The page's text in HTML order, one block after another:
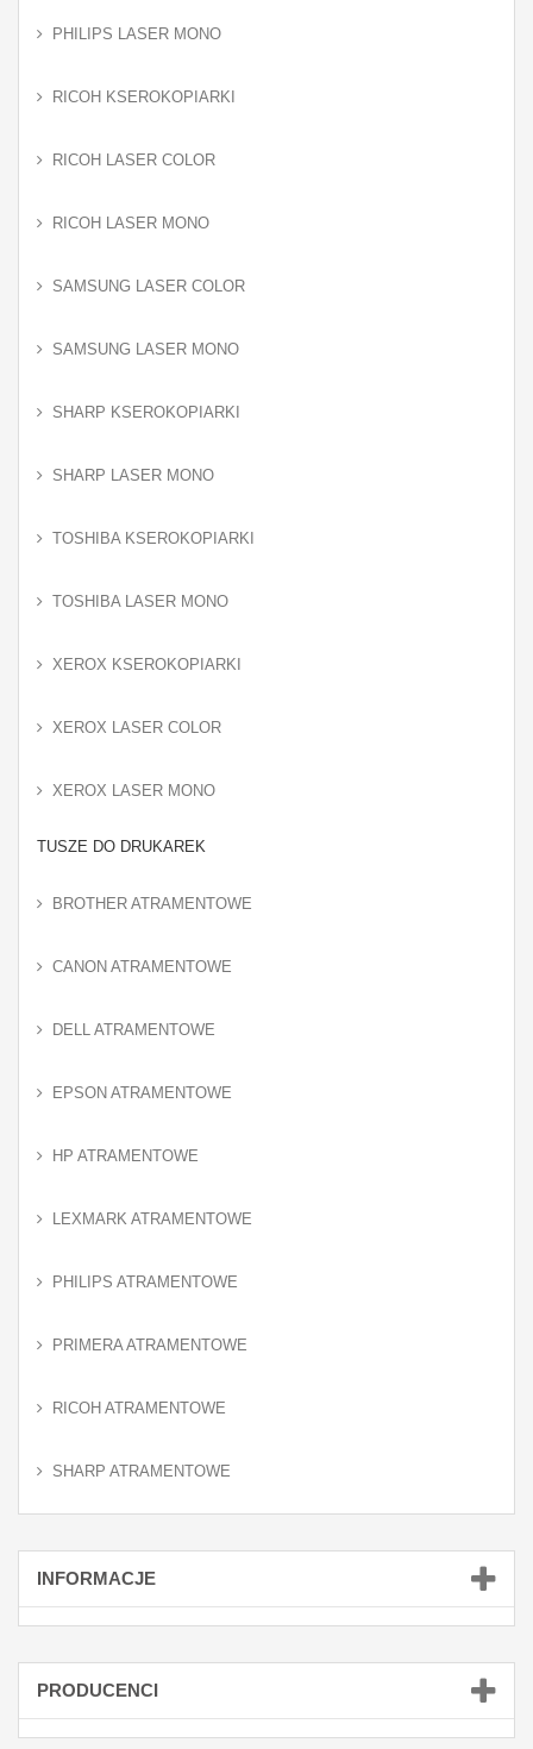
PHILIPS LASER MONO
RICOH KSEROKOPIARKI
RICOH LASER COLOR
RICOH LASER MONO
SAMSUNG LASER COLOR
SAMSUNG LASER MONO
SHARP KSEROKOPIARKI
SHARP LASER MONO
TOSHIBA KSEROKOPIARKI
TOSHIBA LASER MONO
XEROX KSEROKOPIARKI
XEROX LASER COLOR
XEROX LASER MONO
TUSZE DO DRUKAREK
BROTHER ATRAMENTOWE
CANON ATRAMENTOWE
DELL ATRAMENTOWE
EPSON ATRAMENTOWE
HP ATRAMENTOWE
LEXMARK ATRAMENTOWE
PHILIPS ATRAMENTOWE
PRIMERA ATRAMENTOWE
RICOH ATRAMENTOWE
SHARP ATRAMENTOWE
INFORMACJE
PRODUCENCI